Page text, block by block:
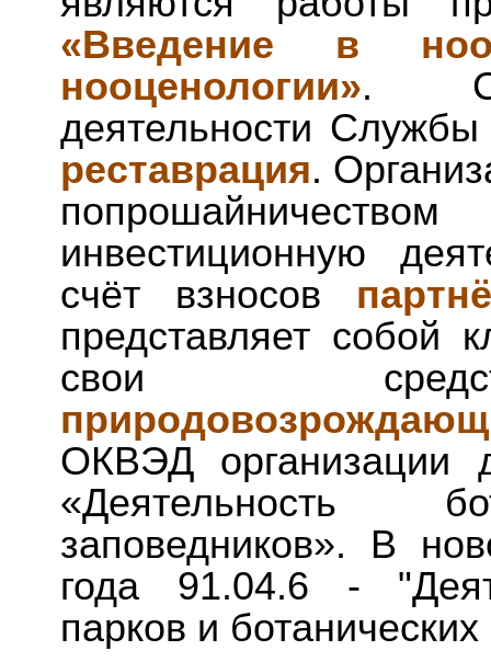
«Введение в
нооценологии».
деятельности
реставрация.
инвестиционную
счёт взносов
представляет собой
свои
ОКВЭД организации
«Деятельность
заповедников». В
года 91.04.6 -
парков и